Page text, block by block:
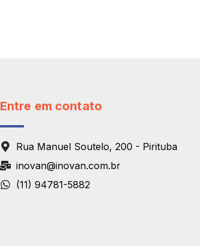
Entre em contato
Rua Manuel Soutelo, 200 - Pirituba
inovan@inovan.com.br
(11) 94781-5882